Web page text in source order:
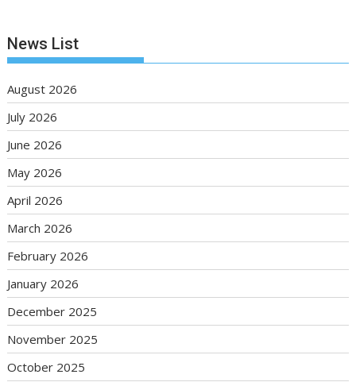
News List
August 2026
July 2026
June 2026
May 2026
April 2026
March 2026
February 2026
January 2026
December 2025
November 2025
October 2025